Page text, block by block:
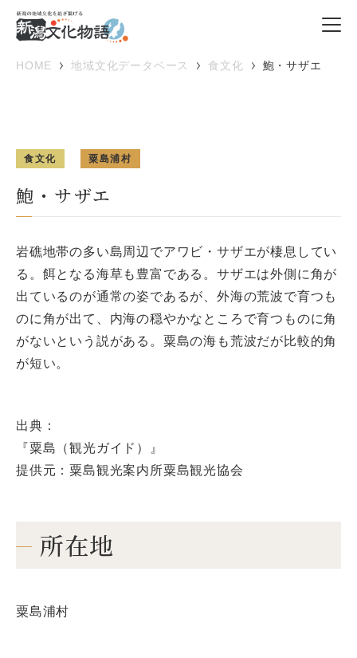
HOME 地域文化データベース 食文化 鮑・サザエ
食文化 粟島浦村
鮑・サザエ
岩礁地帯の多い島周辺でアワビ・サザエが棲息してい
る。餌となる海草も豊富である。サザエは外側に角が
出ているのが通常の姿であるが、外海の荒波で育つも
のに角が出て、内海の穏やかなところで育つものに角
がないという説がある。粟島の海も荒波だが比較的角
が短い。
出典：
『粟島（観光ガイド）』
提供元：粟島観光案内所粟島観光協会
所在地
粟島浦村